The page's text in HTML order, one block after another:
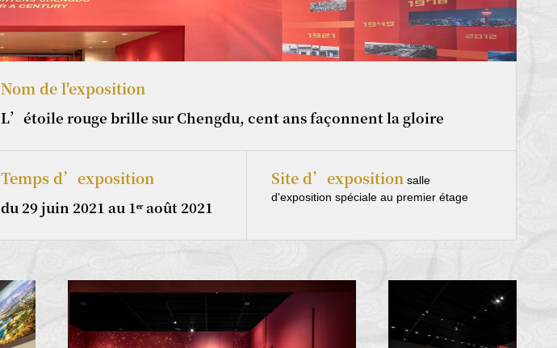
Nom de l'exposition
L’étoile rouge brille sur Chengdu, cent ans façonnent la gloire
Temps d’exposition
du 29 juin 2021 au 1ᵉʳ août 2021
Site d’expositionsalle
d'exposition spéciale au premier étage